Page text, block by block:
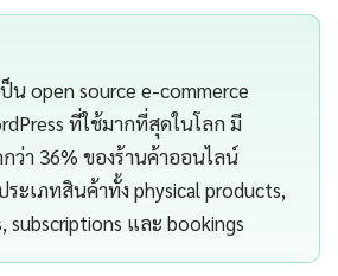
น open source e-commerce
ที่ใช้มากที่สุดในโลก มี
ว่า 36% ของร้านค้าออนไลน์
ะเภทสินค้าทั้ง physical products,
subscriptions และ bookings